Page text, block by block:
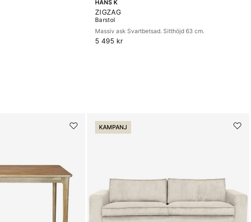
HANS K
ZIGZAG
Barstol
Massiv ask Svartbetsad. Sitthöjd 63 cm.
5 495 kr
KAMPANJ